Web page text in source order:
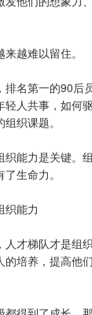
越难以留住。
排名第一的90后
人共事，如何
织课题。
能力是关键。
生命力。
织能力
人才梯队才是组
培养，提高他